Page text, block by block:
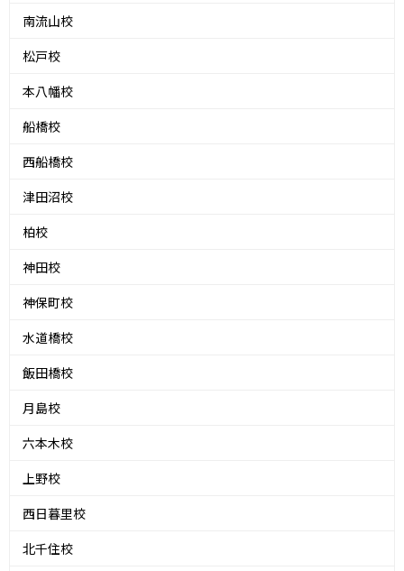
南流山校
松戸校
本八幡校
船橋校
西船橋校
津田沼校
柏校
神田校
神保町校
水道橋校
飯田橋校
月島校
六本木校
上野校
西日暮里校
北千住校